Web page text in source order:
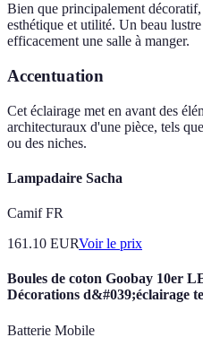
Bien que principalement
esthétique et utilité. Un beau
efficacement une salle à manger.
Accentuation
Cet éclairage met en avant des
architecturaux d'une pièce, tels
ou des niches.
Lampadaire Sacha
Camif FR
161.10 EURVoir le prix
Boules de coton Goobay 10er
Décorations d&#039;éclairage
Batterie Mobile